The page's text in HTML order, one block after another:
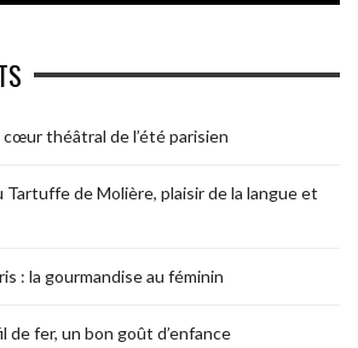
théâtral de l’été parisien
de Molière, plaisir de la langue et
: la gourmandise au féminin
de fer, un bon goût d’enfance